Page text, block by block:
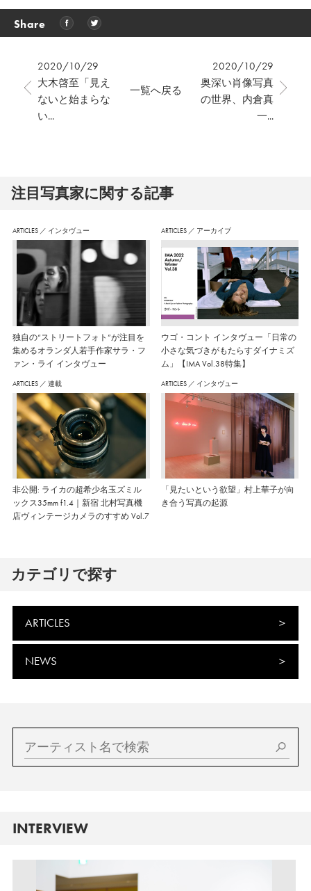
Share
2020/10/29
大木啓至「見え
ないと始まらな
い...
2020/10/29
奥深い肖像写真
の世界、内倉真
一...
一覧へ戻る
注⽬写真家に関する記事
ARTICLES ／ インタヴュー
独自の“ストリートフォト”が注目を
集めるオランダ人若手作家サラ・フ
ァン・ライ インタヴュー
ARTICLES ／ アーカイブ
ウゴ・コント インタヴュー「日常の
小さな気づきがもたらすダイナミズ
ム」【IMA Vol.38特集】
ARTICLES ／ 連載
非公開: ライカの超希少名玉ズミル
ックス35mm f1.4｜新宿 北村写真機
店ヴィンテージカメラのすすめ Vol.7
ARTICLES ／ インタヴュー
「見たいという欲望」村上華子が向
き合う写真の起源
カテゴリで探す
ARTICLES
NEWS
INTERVIEW